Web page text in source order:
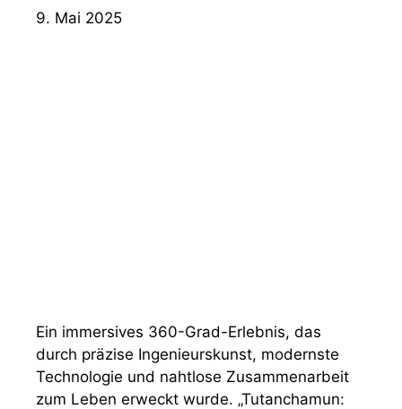
9. Mai 2025
Ein immersives 360-Grad-Erlebnis, das
durch präzise Ingenieurskunst, modernste
Technologie und nahtlose Zusammenarbeit
zum Leben erweckt wurde. „Tutanchamun: